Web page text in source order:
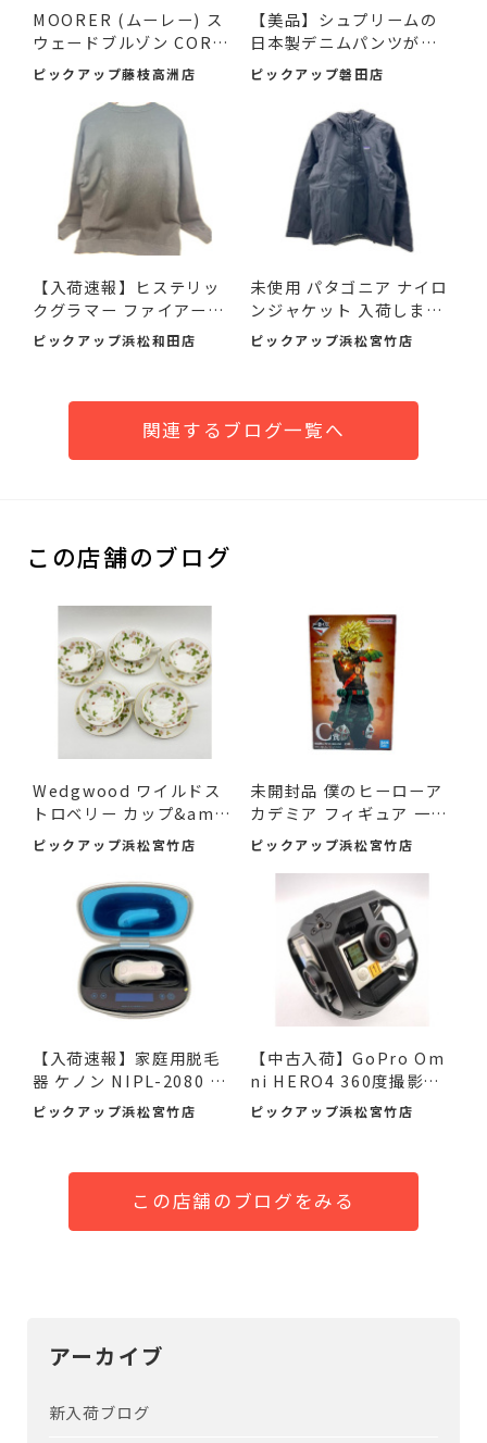
MOORER (ムーレー) ス
ウェードブルゾン COREL
I-UR ...
ピックアップ藤枝高洲店
【美品】シュプリームの
日本製デニムパンツが入
荷...
ピックアップ磐田店
【入荷速報】ヒステリッ
クグラマー ファイアーベ
ア...
ピックアップ浜松和田店
未使用 パタゴニア ナイロ
ンジャケット 入荷しまし
た♪
ピックアップ浜松宮竹店
関連するブログ一覧へ
この店舗のブログ
Wedgwood ワイルドス
トロベリー カップ&amp;
am...
ピックアップ浜松宮竹店
未開封品 僕のヒーローア
カデミア フィギュア 一
番...
ピックアップ浜松宮竹店
【入荷速報】家庭用脱毛
器 ケノン NIPL-2080 V8.
0 ...
ピックアップ浜松宮竹店
【中古入荷】GoPro Om
ni HERO4 360度撮影カ
メラで...
ピックアップ浜松宮竹店
この店舗のブログをみる
アーカイブ
新入荷ブログ